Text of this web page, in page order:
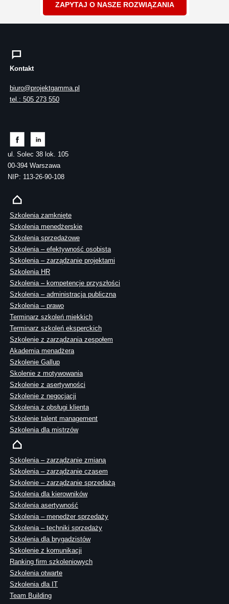
ZAPYTAJ O NASZE ROZWIĄZANIA
Kontakt
biuro@projektgamma.pl
tel.: 505 273 550
ul. Solec 38 lok. 105
00-394 Warszawa
NIP: 113-26-90-108
Szkolenia zamknięte
Szkolenia menedżerskie
Szkolenia sprzedażowe
Szkolenia – efektywność osobista
Szkolenia – zarządzanie projektami
Szkolenia HR
Szkolenia – kompetencje przyszłości
Szkolenia – administracja publiczna
Szkolenia – prawo
Terminarz szkoleń miękkich
Terminarz szkoleń eksperckich
Szkolenie z zarządzania zespołem
Akademia menadżera
Szkolenie Gallup
Skolenie z motywowania
Szkolenie z asertywności
Szkolenie z negocjacji
Szkolenia z obsługi klienta
Szkolenie talent management
Szkolenia dla mistrzów
Szkolenia – zarządzanie zmianą
Szkolenia – zarządzanie czasem
Szkolenie – zarządzanie sprzedażą
Szkolenia dla kierowników
Szkolenia asertywność
Szkolenia – menedżer sprzedaży
Szkolenia – techniki sprzedaży
Szkolenia dla brygadzistów
Szkolenie z komunikacji
Ranking firm szkoleniowych
Szkolenia otwarte
Szkolenia dla IT
Team Building